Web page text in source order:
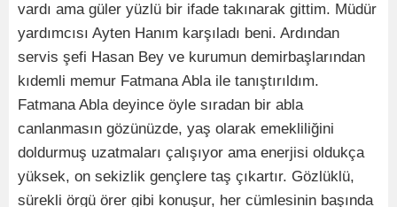
vardı ama güler yüzlü bir ifade takınarak gittim. Müdür
yardımcısı Ayten Hanım karşıladı beni. Ardından
servis şefi Hasan Bey ve kurumun demirbaşlarından
kıdemli memur Fatmana Abla ile tanıştırıldım.
Fatmana Abla deyince öyle sıradan bir abla
canlanmasın gözünüzde, yaş olarak emekliliğini
doldurmuş uzatmaları çalışıyor ama enerjisi oldukça
yüksek, on sekizlik gençlere taş çıkartır. Gözlüklü,
sürekli örgü örer gibi konuşur, her cümlesinin başında